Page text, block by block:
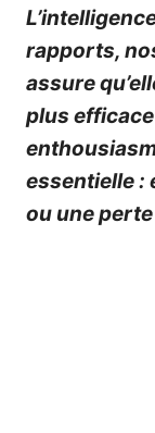
rapports,
assure
plus
essentielle :
ou une